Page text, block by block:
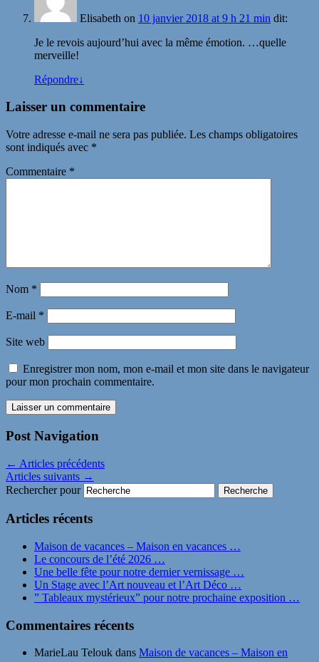
Elisabeth on 10 janvier 2018 at 9 h 21 min dit:
Je le revois aujourd’hui avec la même émotion. …quelle
merveille!
Répondre↓
Laisser un commentaire
Votre adresse e-mail ne sera pas publiée. Les champs obligatoires
sont indiqués avec *
Commentaire *
Nom *
E-mail *
Site web
Enregistrer mon nom, mon e-mail et mon site dans le navigateur
pour mon prochain commentaire.
Post Navigation
← Articles précédents
Articles suivants →
Rechercher pour
Articles récents
Maison de vacances – Maison en vacances …
Le concours de l’été 2026 …
Une belle fête pour notre dernier vernissage …
Un Stage avec l’Art nouveau et l’Art Déco …
” Tableaux mystérieux” pour notre prochaine exposition …
Commentaires récents
MarieLau Telouk dans Maison de vacances – Maison en